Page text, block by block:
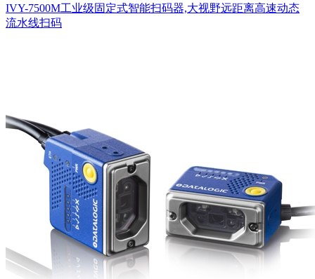
IVY-7500M工业级固定式智能扫码器,大视野远距离高速动态
流水线扫码